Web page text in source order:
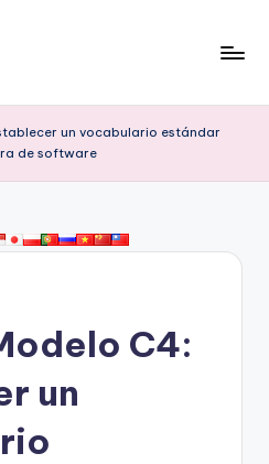
un vocabulario estándar
de software
C4:
un